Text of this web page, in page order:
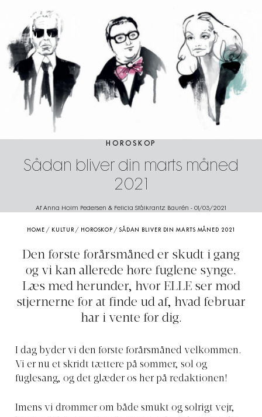
HOROSKOP
Sådan bliver din marts måned
2021
Af Anna Holm Pedersen & Felicia Stålkrantz Baurén - 01/03/2021
HOME / KULTUR / HOROSKOP / SÅDAN BLIVER DIN MARTS MÅNED 2021
Den første forårsmåned er skudt i gang
og vi kan allerede høre fuglene synge.
Læs med herunder, hvor ELLE ser mod
stjernerne for at finde ud af, hvad februar
har i vente for dig.
I dag byder vi den første forårsmåned velkommen.
Vi er nu et skridt tættere på sommer, sol og
fuglesang, og det glæder os her på redaktionen!
Imens vi drømmer om både smukt og solrigt vejr,